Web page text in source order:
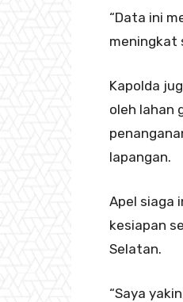
“Data ini
meningkat
Kapolda
oleh lahan
lapangan.
Apel siaga
kesiapan
Selatan.
“Saya